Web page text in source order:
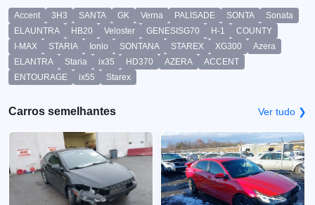
Accent 3H3 SANTA GK Verna PALISADE SONTA
Sonata
ELAUNTRA
HB20 Veloster GENESISG70 H-1
COUNTY
I-MAX
STARIA Ionio SONTANA STAREX XG300
Azera
ELANTRA
Staria ix35 HD370 AZERA
ACCENT
ENTOURAGE
ix55 Starex
Carros semelhantes Ver tudo ❯